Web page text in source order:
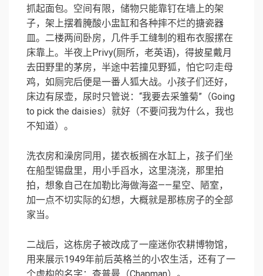
抓起面包。空间有限，储物只能靠钉在墙上的架
子，架上摆着腌酸小盅缸和各种摔不烂的搪瓷器
皿。二楼两间卧房，几件手工缝制的粗布衣服摞在
床靠上。半夜上Privy(厕所，老英语)，得披星戴月
去田野里的茅房，半途中若撞见野狐，怕它叼走母
鸡，如厕完后便是一番人狐大战。小孩子们还好，
床边有尿壶，尿时只管说：“我要去采雏菊”（Going
to pick the daisies）就好（不要问我为什么，我也
不知道）。
洗衣房和澡房同用，搓衣板搁在水缸上，孩子们坐
在船型锡盘里，用小手舀水，这里浇浇，那里拍
拍，想象自己在加勒比海做海盗——星空、陋室，
加一点不切实际的幻想，大概就是那栋房子的全部
家当。
二战后，这栋房子被改成了一座迷你农耕博物馆，
用来展示1949年前后英格兰的小农生活，还有了一